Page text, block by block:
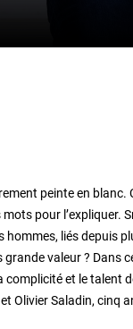
peinte en
pour l’expliquer.
liés depuis
valeur ? Dans
complicité et le talent
Olivier Saladin, cinq